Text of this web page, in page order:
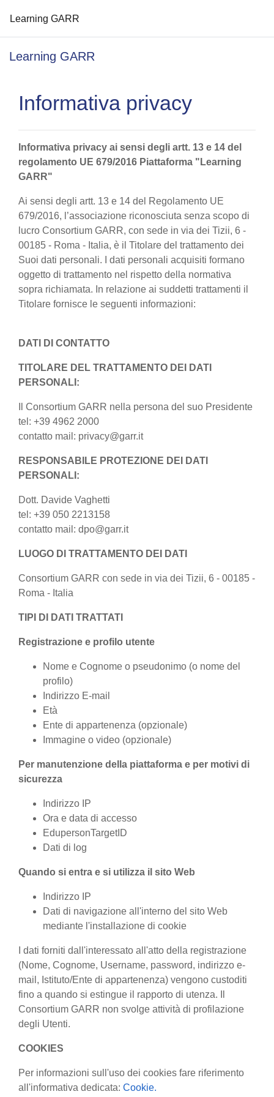
Learning GARR
Learning GARR
Informativa privacy
Informativa privacy ai sensi degli artt. 13 e 14 del
regolamento UE 679/2016 Piattaforma "Learning
GARR"
Ai sensi degli artt. 13 e 14 del Regolamento UE
679/2016, l’associazione riconosciuta senza scopo di
lucro Consortium GARR, con sede in via dei Tizii, 6 -
00185 - Roma - Italia, è il Titolare del trattamento dei
Suoi dati personali. I dati personali acquisiti formano
oggetto di trattamento nel rispetto della normativa
sopra richiamata. In relazione ai suddetti trattamenti il
Titolare fornisce le seguenti informazioni:
DATI DI CONTATTO
TITOLARE DEL TRATTAMENTO DEI DATI
PERSONALI:
Il Consortium GARR nella persona del suo Presidente
tel: +39 4962 2000
contatto mail: privacy@garr.it
RESPONSABILE PROTEZIONE DEI DATI
PERSONALI:
Dott. Davide Vaghetti
tel: +39 050 2213158
contatto mail: dpo@garr.it
LUOGO DI TRATTAMENTO DEI DATI
Consortium GARR con sede in via dei Tizii, 6 - 00185 -
Roma - Italia
TIPI DI DATI TRATTATI
Registrazione e profilo utente
Nome e Cognome o pseudonimo (o nome del
profilo)
Indirizzo E-mail
Età
Ente di appartenenza (opzionale)
Immagine o video (opzionale)
Per manutenzione della piattaforma e per motivi di
sicurezza
Indirizzo IP
Ora e data di accesso
EdupersonTargetID
Dati di log
Quando si entra e si utilizza il sito Web
Indirizzo IP
Dati di navigazione all'interno del sito Web
mediante l'installazione di cookie
I dati forniti dall'interessato all'atto della registrazione
(Nome, Cognome, Username, password, indirizzo e-
mail, Istituto/Ente di appartenenza) vengono custoditi
fino a quando si estingue il rapporto di utenza. Il
Consortium GARR non svolge attività di profilazione
degli Utenti.
COOKIES
Per informazioni sull'uso dei cookies fare riferimento
all'informativa dedicata: Cookie.